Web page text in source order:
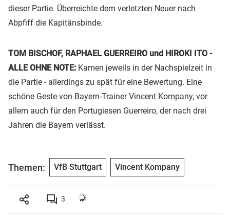
dieser Partie. Überreichte dem verletzten Neuer nach
Abpfiff die Kapitänsbinde.
TOM BISCHOF, RAPHAEL GUERREIRO und HIROKI ITO -
ALLE OHNE NOTE: Kamen jeweils in der Nachspielzeit in
die Partie - allerdings zu spät für eine Bewertung. Eine
schöne Geste von Bayern-Trainer Vincent Kompany, vor
allem auch für den Portugiesen Guerreiro, der nach drei
Jahren die Bayern verlässt.
Themen: VfB Stuttgart Vincent Kompany
3